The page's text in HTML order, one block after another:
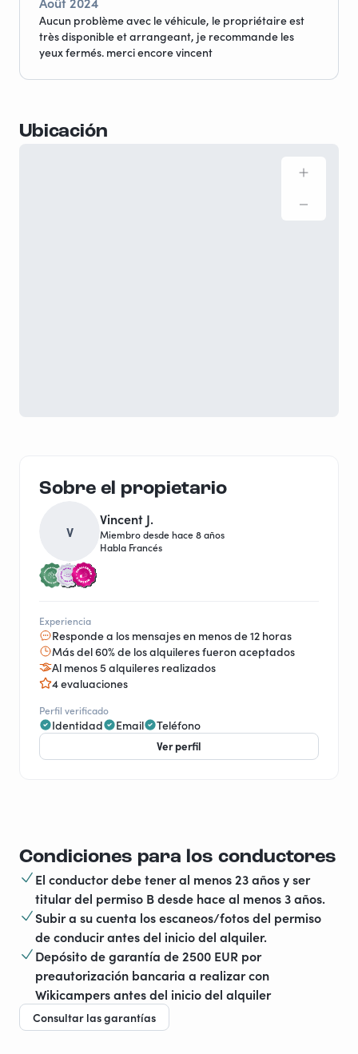
Aucun problème avec le véhicule, le propriétaire est
très disponible et arrangeant, je recommande les
yeux fermés. merci encore vincent
Ubicación
Sobre el propietario
V
Vincent J.
Miembro desde hace 8 años
Habla Francés
Experiencia
Responde a los mensajes en menos de 12 horas
Más del 60% de los alquileres fueron aceptados
Al menos 5 alquileres realizados
4 evaluaciones
Perfil verificado
Identidad Email Teléfono
Ver perfil
Condiciones para los conductores
El conductor debe tener al menos 23 años y ser
titular del permiso B desde hace al menos 3 años.
Subir a su cuenta los escaneos/fotos del permiso
de conducir antes del inicio del alquiler.
Depósito de garantía de 2500 EUR por
preautorización bancaria a realizar con
Wikicampers antes del inicio del alquiler
Consultar las garantías